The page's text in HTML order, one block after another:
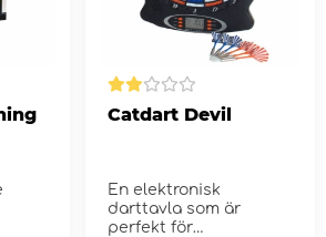
Catdart Devil
En elektronisk
darttavla som är
perfekt för